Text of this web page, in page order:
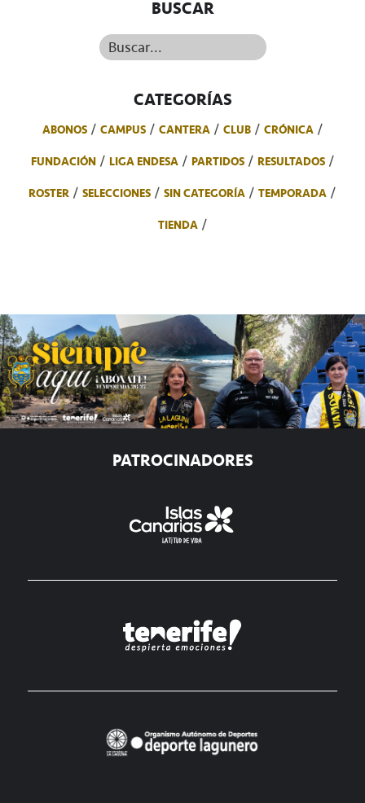
BUSCAR
Buscar...
CATEGORÍAS
ABONOS CAMPUS CANTERA CLUB
CRÓNICA
FUNDACIÓN
LIGA ENDESA PARTIDOS
RESULTADOS
ROSTER
SELECCIONES SIN CATEGORÍA
TEMPORADA
TIENDA
PATROCINADORES